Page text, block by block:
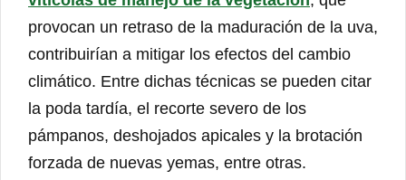
provocan un retraso de la maduración de la uva,
contribuirían a mitigar los efectos del cambio
climático. Entre dichas técnicas se pueden citar
la poda tardía, el recorte severo de los
pámpanos, deshojados apicales y la brotación
forzada de nuevas yemas, entre otras.